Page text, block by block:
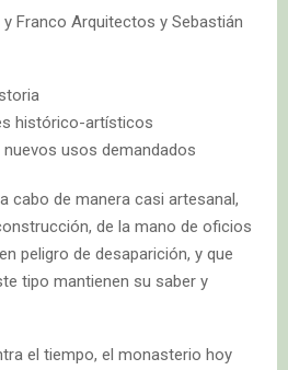
Franco Arquitectos y Sebastián
histórico-artísticos
usos demandados
cabo de manera casi artesanal,
de la mano de oficios
peligro de desaparición, y que
tipo mantienen su saber y
el tiempo, el monasterio hoy